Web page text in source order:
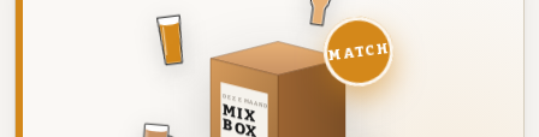
DEZE MAAND
MIX
BOX
MATCH